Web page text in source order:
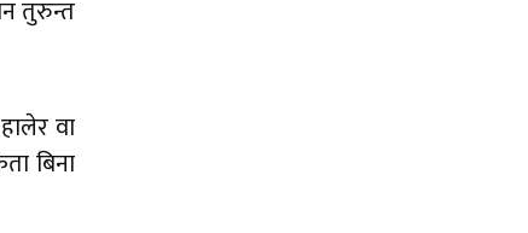
तुरुन्त
वा
बिना